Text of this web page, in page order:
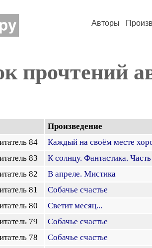
Авторы
прочтений
Произведение
84
Каждый на своём месте
83
К солнцу. Фантастика.
82
В апреле. Мистика
81
Собачье счастье
80
Светит месяц...
79
Собачье счастье
78
Собачье счастье